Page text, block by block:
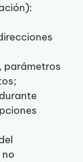
parámetros